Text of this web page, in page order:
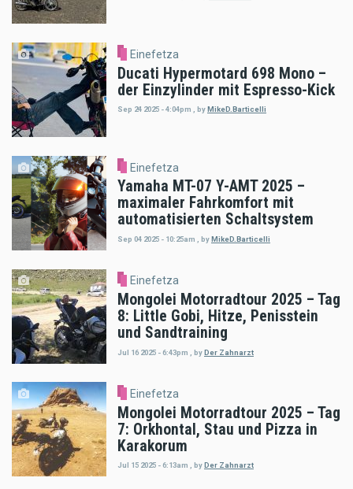
Einefetza
Ducati Hypermotard 698 Mono –
der Einzylinder mit Espresso-Kick
Sep 24 2025 - 4:04pm byMikeD.Barticelli
Einefetza
Yamaha MT-07 Y-AMT 2025 –
maximaler Fahrkomfort mit
automatisierten Schaltsystem
Sep 04 2025 - 10:25am byMikeD.Barticelli
Einefetza
Mongolei Motorradtour 2025 – Tag
8: Little Gobi, Hitze, Penisstein
und Sandtraining
Jul 16 2025 - 6:43pm byDer Zahnarzt
Einefetza
Mongolei Motorradtour 2025 – Tag
7: Orkhontal, Stau und Pizza in
Karakorum
Jul 15 2025 - 6:13am , byDer Zahnarzt